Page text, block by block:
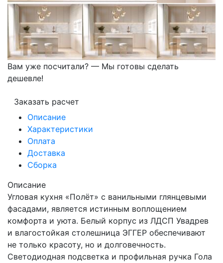
Вам уже посчитали? — Мы готовы сделать
дешевле!
Заказать расчет
Описание
Характеристики
Оплата
Доставка
Сборка
Описание
Угловая кухня «Полёт» с ванильными глянцевыми
фасадами, является истинным воплощением
комфорта и уюта. Белый корпус из ЛДСП Увадрев
и влагостойкая столешница ЭГГЕР обеспечивают
не только красоту, но и долговечность.
Светодиодная подсветка и профильная ручка Гола